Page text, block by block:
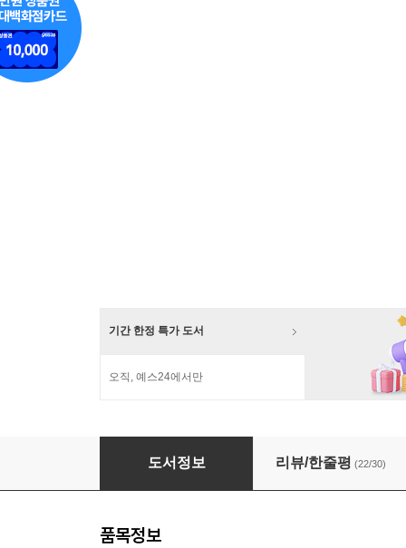
기간 한정 특가 도서
오직, 예스24에서만
미니 캐릭터 다양하게 그리기 : 귀염발랄 2.5／
도서정보 리뷰/한줄평 (22/30)
품목정보